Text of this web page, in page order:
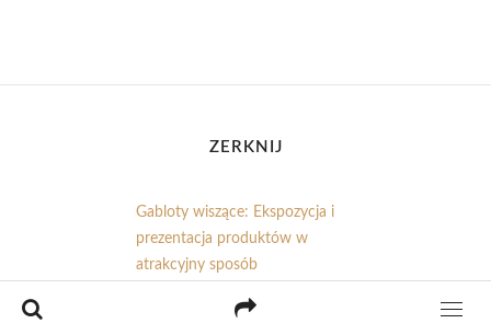
ZERKNIJ
Gabloty wiszące: Ekspozycja i
prezentacja produktów w
atrakcyjny sposób
Praca w ochronie Świętokrzyskie: